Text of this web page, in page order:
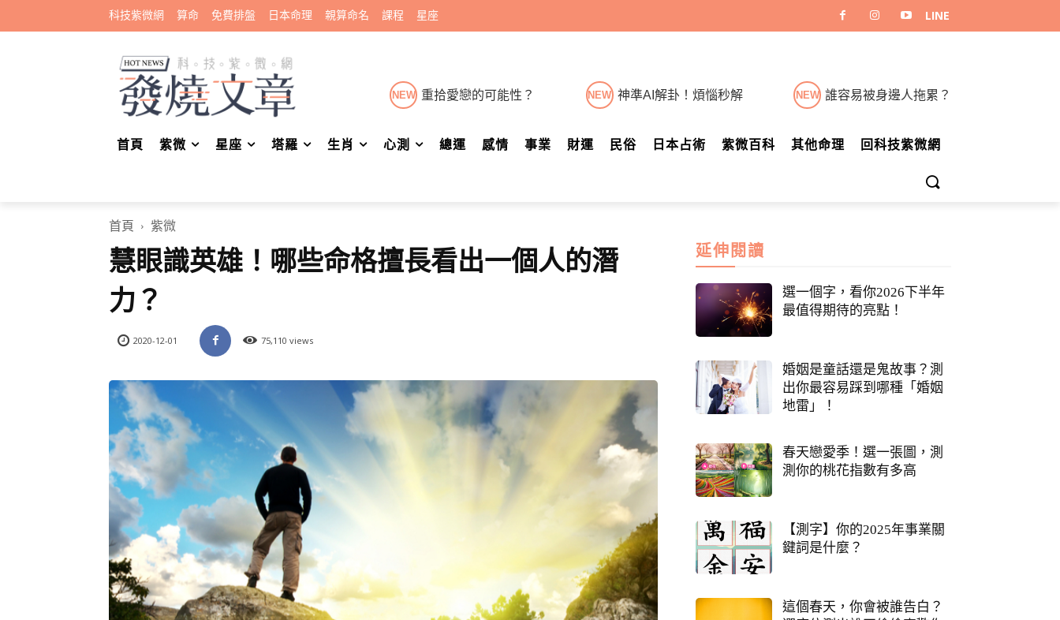
科技紫微網 算命 免費排盤 日本命理 親算命名 課程 星座
NEW 重拾愛戀的可能性？ NEW 神準AI解卦！煩惱秒解 NEW 誰容易被身邊人拖累？
首頁 紫微 星座 塔羅 生肖 心測 總運 感情 事業 財運 民俗 日本占術 紫微百科 其他命理 回科技紫微網
首頁 紫微
慧眼識英雄！哪些命格擅長看出一個人的潛
力？
2020-12-01 75,110 views
延伸閱讀
選一個字，看你2026下半年
最值得期待的亮點！
婚姻是童話還是鬼故事？測
出你最容易踩到哪種「婚姻
地雷」！
春天戀愛季！選一張圖，測
測你的桃花指數有多高
【測字】你的2025年事業關
鍵詞是什麼？
這個春天，你會被誰告白？